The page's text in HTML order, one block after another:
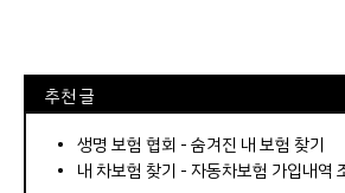
⠀추천 글
⠀­­­­­­­­؜؜؜؜­­­­­­­­؜؜؜؜• 생명 보험 협회 - 숨겨진 내 보험 찾기
내 차보험 찾기 - 자동차보험 가입내역